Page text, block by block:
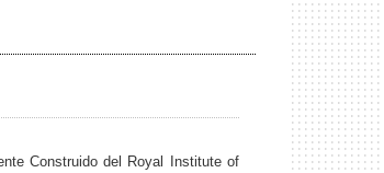
Construidodel Royal Institute of